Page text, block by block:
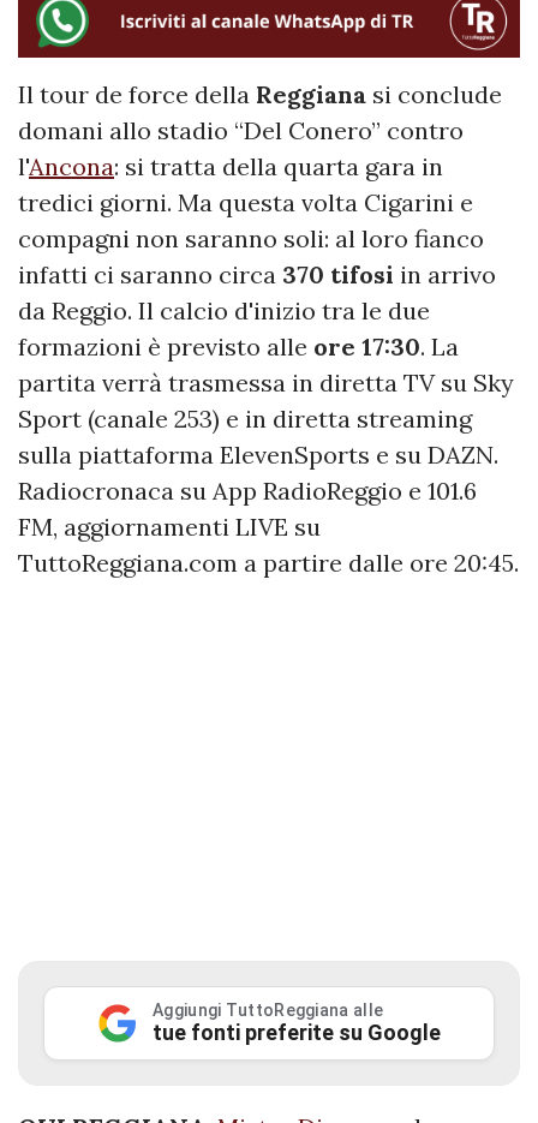
Il tour de force della Reggiana si conclude
domani allo stadio “Del Conero” contro
l'Ancona: si tratta della quarta gara in
tredici giorni. Ma questa volta Cigarini e
compagni non saranno soli: al loro fianco
infatti ci saranno circa 370 tifosi in arrivo
da Reggio. Il calcio d'inizio tra le due
formazioni è previsto alle ore 17:30. La
partita verrà trasmessa in diretta TV su Sky
Sport (canale 253) e in diretta streaming
sulla piattaforma ElevenSports e su DAZN.
Radiocronaca su App RadioReggio e 101.6
FM, aggiornamenti LIVE su
TuttoReggiana.com a partire dalle ore 20:45.
Aggiungi TuttoReggiana alle
tue fonti preferite su Google